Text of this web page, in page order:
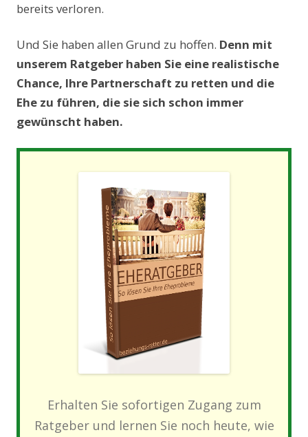
bereits verloren.
Und Sie haben allen Grund zu hoffen. Denn mit
unserem Ratgeber haben Sie eine realistische
Chance, Ihre Partnerschaft zu retten und die
Ehe zu führen, die sie sich schon immer
gewünscht haben.
Erhalten Sie sofortigen Zugang zum
Ratgeber und lernen Sie noch heute, wie